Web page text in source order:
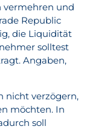
vermehren und
Republic
die Liquidität
solltest
Angaben,
nicht verzögern,
möchten. In
soll